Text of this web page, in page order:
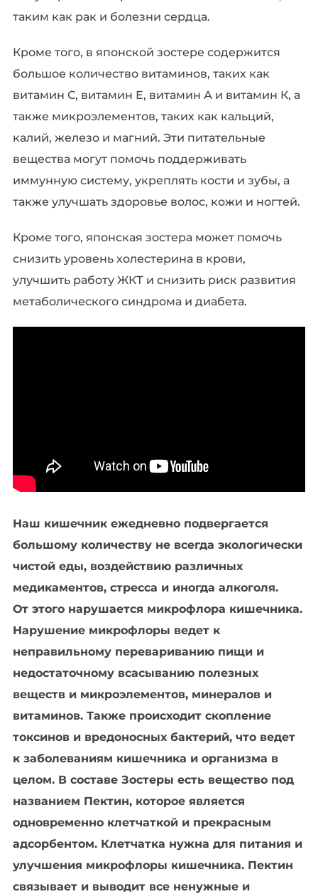
таким как рак и болезни сердца.
Кроме того, в японской зостере содержится
большое количество витаминов, таких как
витамин С, витамин Е, витамин А и витамин К, а
также микроэлементов, таких как кальций,
калий, железо и магний. Эти питательные
вещества могут помочь поддерживать
иммунную систему, укреплять кости и зубы, а
также улучшать здоровье волос, кожи и ногтей.
Кроме того, японская зостера может помочь
снизить уровень холестерина в крови,
улучшить работу ЖКТ и снизить риск развития
метаболического синдрома и диабета.
Наш кишечник ежедневно подвергается
большому количеству не всегда экологически
чистой еды, воздействию различных
медикаментов, стресса и иногда алкоголя.
От этого нарушается микрофлора кишечника.
Нарушение микрофлоры ведет к
неправильному перевариванию пищи и
недостаточному всасыванию полезных
веществ и микроэлементов, минералов и
витаминов. Также происходит скопление
токсинов и вредоносных бактерий, что ведет
к заболеваниям кишечника и организма в
целом. В составе Зостеры есть вещество под
названием Пектин, которое является
одновременно клетчаткой и прекрасным
адсорбентом. Клетчатка нужна для питания и
улучшения микрофлоры кишечника. Пектин
связывает и выводит все ненужные и